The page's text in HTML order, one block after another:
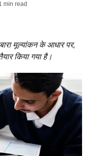
min read
मूल्यांकन के आधार पर,
किया गया है।